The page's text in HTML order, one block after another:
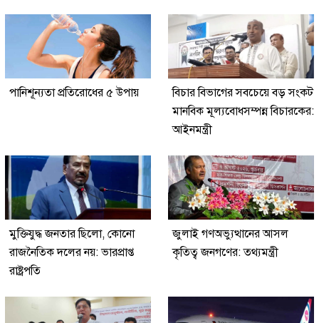
পানিশূন্যতা প্রতিরোধের ৫ উপায়
বিচার বিভাগের সবচেয়ে বড় সংকট
মানবিক মূল্যবোধসম্পন্ন বিচারকের:
আইনমন্ত্রী
মুক্তিযুদ্ধ জনতার ছিলো, কোনো
রাজনৈতিক দলের নয়: ভারপ্রাপ্ত
রাষ্ট্রপতি
জুলাই গণঅভ্যুত্থানের আসল
কৃতিত্ব জনগণের: তথ্যমন্ত্রী